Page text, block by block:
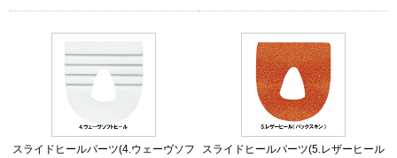
スライドヒールパーツ(4.ウェーヴソフ
スライドヒールパーツ(5.レザーヒール